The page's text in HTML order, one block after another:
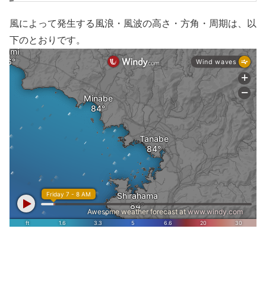
風によって発生する風浪・風波の高さ・方角・周期は、以
下のとおりです。